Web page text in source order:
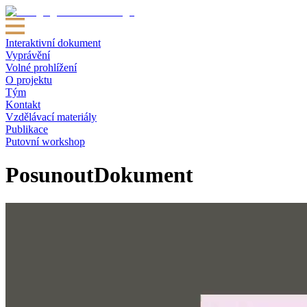
Interaktivní dokument
Vyprávění
Volné prohlížení
O projektu
Tým
Kontakt
Vzdělávací materiály
Publikace
Putovní workshop
PosunoutDokument